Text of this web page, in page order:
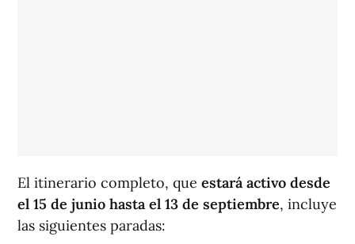
El itinerario completo, que estará activo desde
el 15 de junio hasta el 13 de septiembre, incluye
las siguientes paradas: